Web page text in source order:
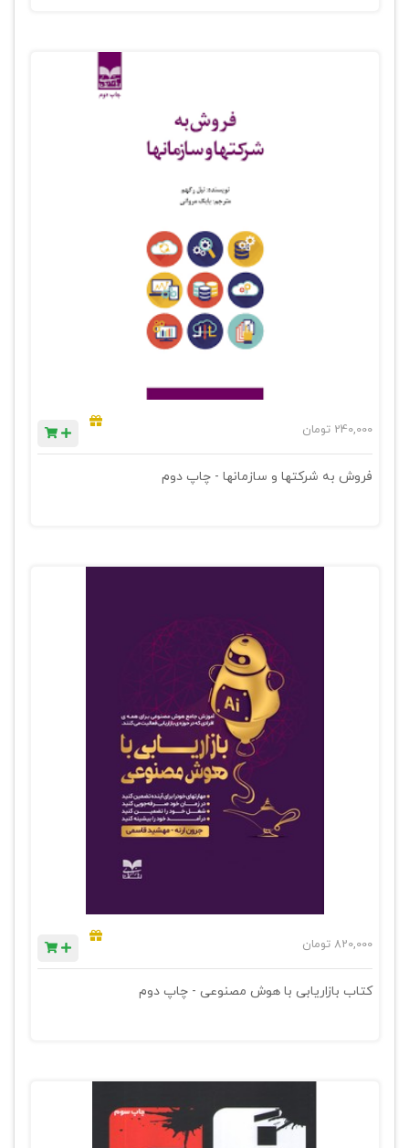
240,000 تومان
فروش به شرکتها و سازمانها - چاپ دوم
820,000 تومان
کتاب بازاریابی با هوش مصنوعی - چاپ دوم